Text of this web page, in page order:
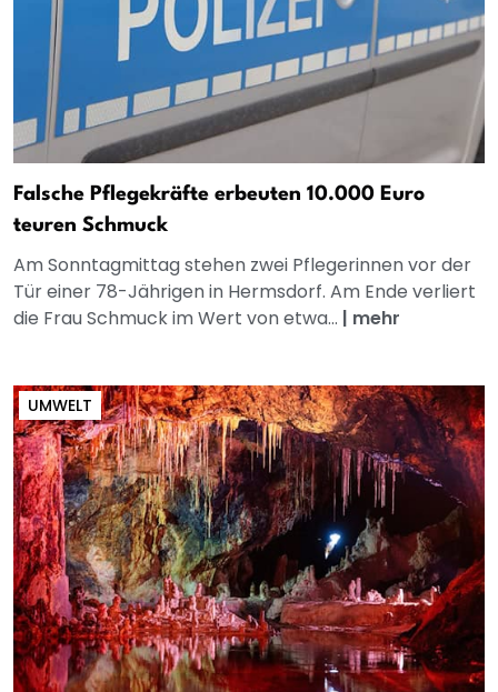
Falsche Pflegekräfte erbeuten 10.000 Euro
teuren Schmuck
Am Sonntagmittag stehen zwei Pflegerinnen vor der
Tür einer 78-Jährigen in Hermsdorf. Am Ende verliert
die Frau Schmuck im Wert von etwa... | mehr
UMWELT